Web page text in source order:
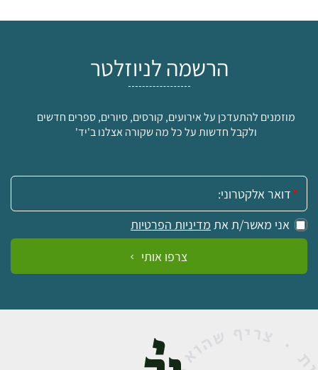
הרשמה לניוזלטר
מוזמנים להתעדכן על אירועים, קורסים, סיורים, ספרים חדשים
ולקבל חדשות על כל מה שקורה אצלנו ב'יד'
אימייל:
אני מאשר/ת את מדיניות הפרטיות
צרפו אותי